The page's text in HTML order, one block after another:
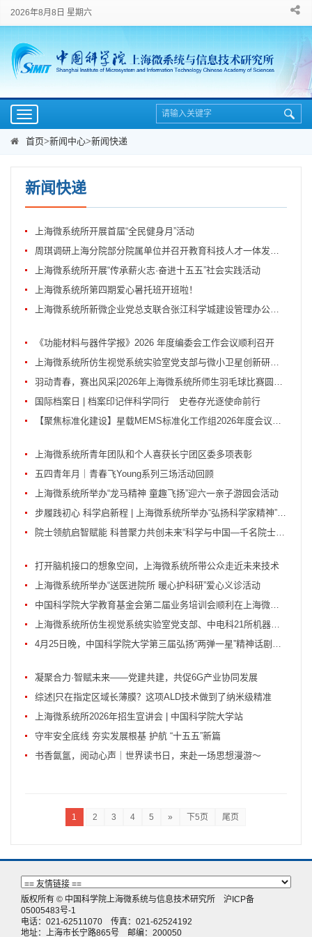
2026年8月8日 星期六
Toggle
navigation
首页>新闻中心>新闻快递
新闻快递
上海微系统所开展首届“全民健身月”活动
周琪调研上海分院部分院属单位并召开教育科技人才一体发展工作推进会
上海微系统所开展“传承薪火志·奋进十五五”社会实践活动
上海微系统所第四期爱心暑托班开班啦！
上海微系统所新微企业党总支联合张江科学城建设管理办公室集成电路产业处党支部开...
《功能材料与器件学报》2026 年度编委会工作会议顺利召开
上海微系统所仿生视觉系统实验室党支部与微小卫星创新研究院空间天眼专项总体所党...
羽动青春，赛出风采|2026年上海微系统所师生羽毛球比赛圆满落幕
国际档案日 | 档案印记伴科学同行 史卷存光逐使命前行
【聚焦标准化建设】星载MEMS标准化工作组2026年度会议顺利举办
上海微系统所青年团队和个人喜获长宁团区委多项表彰
五四青年月｜青春飞Young系列三场活动回顾
上海微系统所举办“龙马精神 童趣飞扬”迎六一亲子游园会活动
步履践初心 科学启新程 | 上海微系统所举办“弘扬科学家精神”健步走活动
院士领航启智赋能 科普聚力共创未来“科学与中国—千名院士·千场科普”上海行活动...
打开脑机接口的想象空间，上海微系统所带公众走近未来技术
上海微系统所举办“送医进院所 暖心护科研”爱心义诊活动
中国科学院大学教育基金会第二届业务培训会顺利在上海微系统所成功举办
上海微系统所仿生视觉系统实验室党支部、中电科21所机器人及核心部件研发中心、32...
4月25日晚，中国科学院大学第三届弘扬“两弹一星”精神话剧大赛决赛即将上演，我所...
凝聚合力·智赋未来——党建共建，共促6G产业协同发展
综述|只在指定区域长薄膜？这项ALD技术做到了纳米级精准
上海微系统所2026年招生宣讲会 | 中国科学院大学站
守牢安全底线 夯实发展根基 护航 “十五五”新篇
书香氤氲，阅动心声｜世界读书日，来赴一场思想漫游～
1 2 3 4 5 » 下5页 尾页
版权所有 © 中国科学院上海微系统与信息技术研究所 沪ICP备
05005483号-1
电话：021-62511070 传真：021-62524192
地址：上海市长宁路865号 邮编：200050